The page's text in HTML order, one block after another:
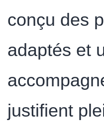
conçu des
adaptés et
justifient